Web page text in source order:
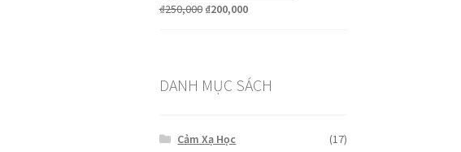
₫250,000 Giá
₫200,000Giá
₫200,000.
DANH MỤC SÁCH
Cảm Xạ Học
(17)